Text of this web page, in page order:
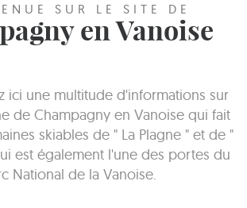
SUR LE SITE DE
en Vanoise
ici une multitude d'informations sur
de Champagny en Vanoise qui fait
skiables de " La Plagne " et de "
est également l'une des portes du
National de la Vanoise.